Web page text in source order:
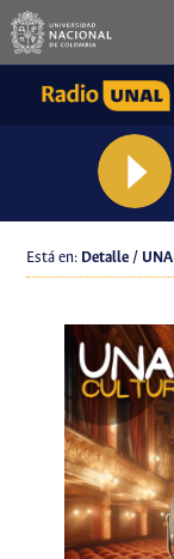
Está en: Detalle /